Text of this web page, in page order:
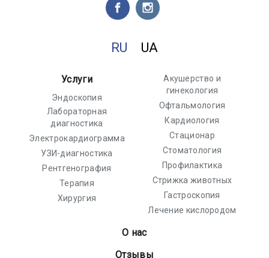
RU UA
Услуги
Эндоскопия
Лабораторная
диагностика
Электрокардиограмма
УЗИ-диагностика
Рентгенография
Терапия
Хирургия
Акушерство и
гинекология
Офтальмология
Кардиология
Стационар
Стоматология
Профилактика
Стрижка животных
Гастроскопия
Лечение кислородом
О нас
Отзывы